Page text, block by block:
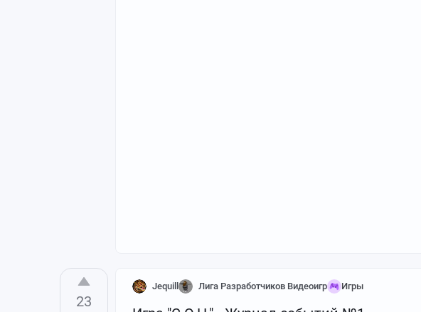
23
Jequill Лига Разработчиков Видеоигр Игры